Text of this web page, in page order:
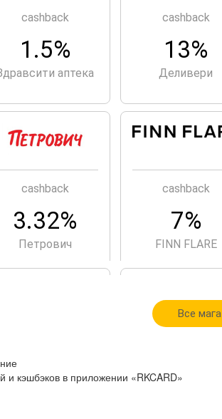
cashback
1.5%
аптека
cashback
13%
Деливери
cashback
3.32%
Петрович
cashback
7%
FINN FLARE
3% 12.3%
Все
и кэшбэков в приложении «RKCARD»